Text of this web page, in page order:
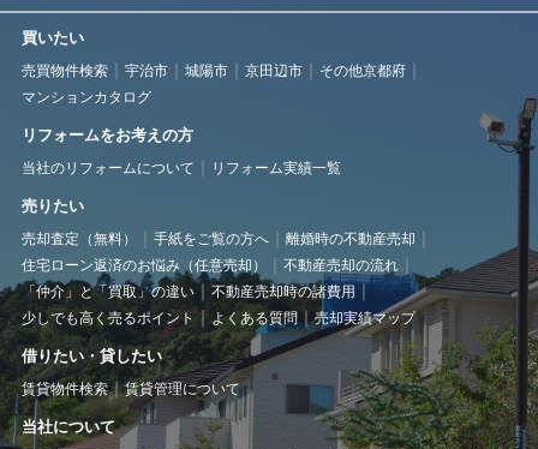
買いたい
売買物件検索 宇治市 城陽市 京田辺市
その他京都府
マンションカタログ
リフォームをお考えの方
当社のリフォームについて リフォーム実績一覧
売りたい
売却査定（無料） 手紙をご覧の方へ
離婚時の不動産売却
住宅ローン返済のお悩み（任意売却）
不動産売却の流れ
「仲介」と「買取」の違い
不動産売却時の諸費用
少しでも高く売るポイント
よくある質問 売却実績マップ
借りたい・貸したい
賃貸物件検索 賃貸管理について
当社について